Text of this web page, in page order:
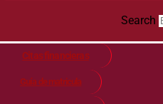
Search
Citas financieras
Guía de matricula